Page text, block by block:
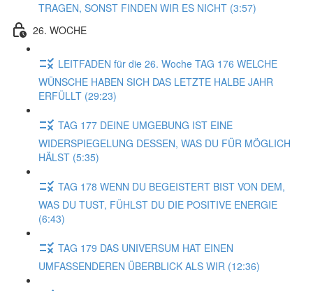
TRAGEN, SONST FINDEN WIR ES NICHT (3:57)
26. WOCHE
LEITFADEN für die 26. Woche TAG 176 WELCHE
WÜNSCHE HABEN SICH DAS LETZTE HALBE JAHR
ERFÜLLT (29:23)
TAG 177 DEINE UMGEBUNG IST EINE
WIDERSPIEGELUNG DESSEN, WAS DU FÜR MÖGLICH
HÄLST (5:35)
TAG 178 WENN DU BEGEISTERT BIST VON DEM,
WAS DU TUST, FÜHLST DU DIE POSITIVE ENERGIE
(6:43)
TAG 179 DAS UNIVERSUM HAT EINEN
UMFASSENDEREN ÜBERBLICK ALS WIR (12:36)